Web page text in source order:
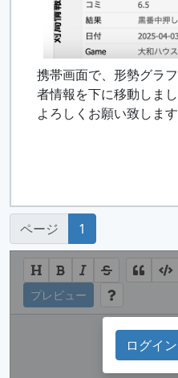
携帯画面で、形勢グラ
者情報を下に移動しまし
よろしくお願い致します
ページ 1
プレビュー
ログイン